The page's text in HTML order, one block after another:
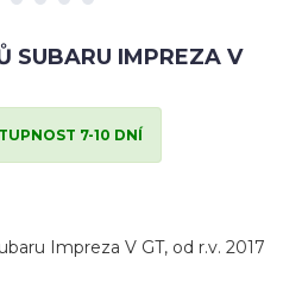
SUBARU IMPREZA V
7-10 DNÍ
Impreza V GT, od r.v. 2017